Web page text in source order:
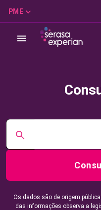
PME
Os dados são de origem
das informações observa a